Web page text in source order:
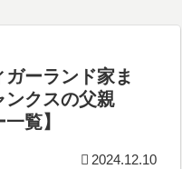
ガーランド家ま
ンクスの父親
覧】
2024.12.10